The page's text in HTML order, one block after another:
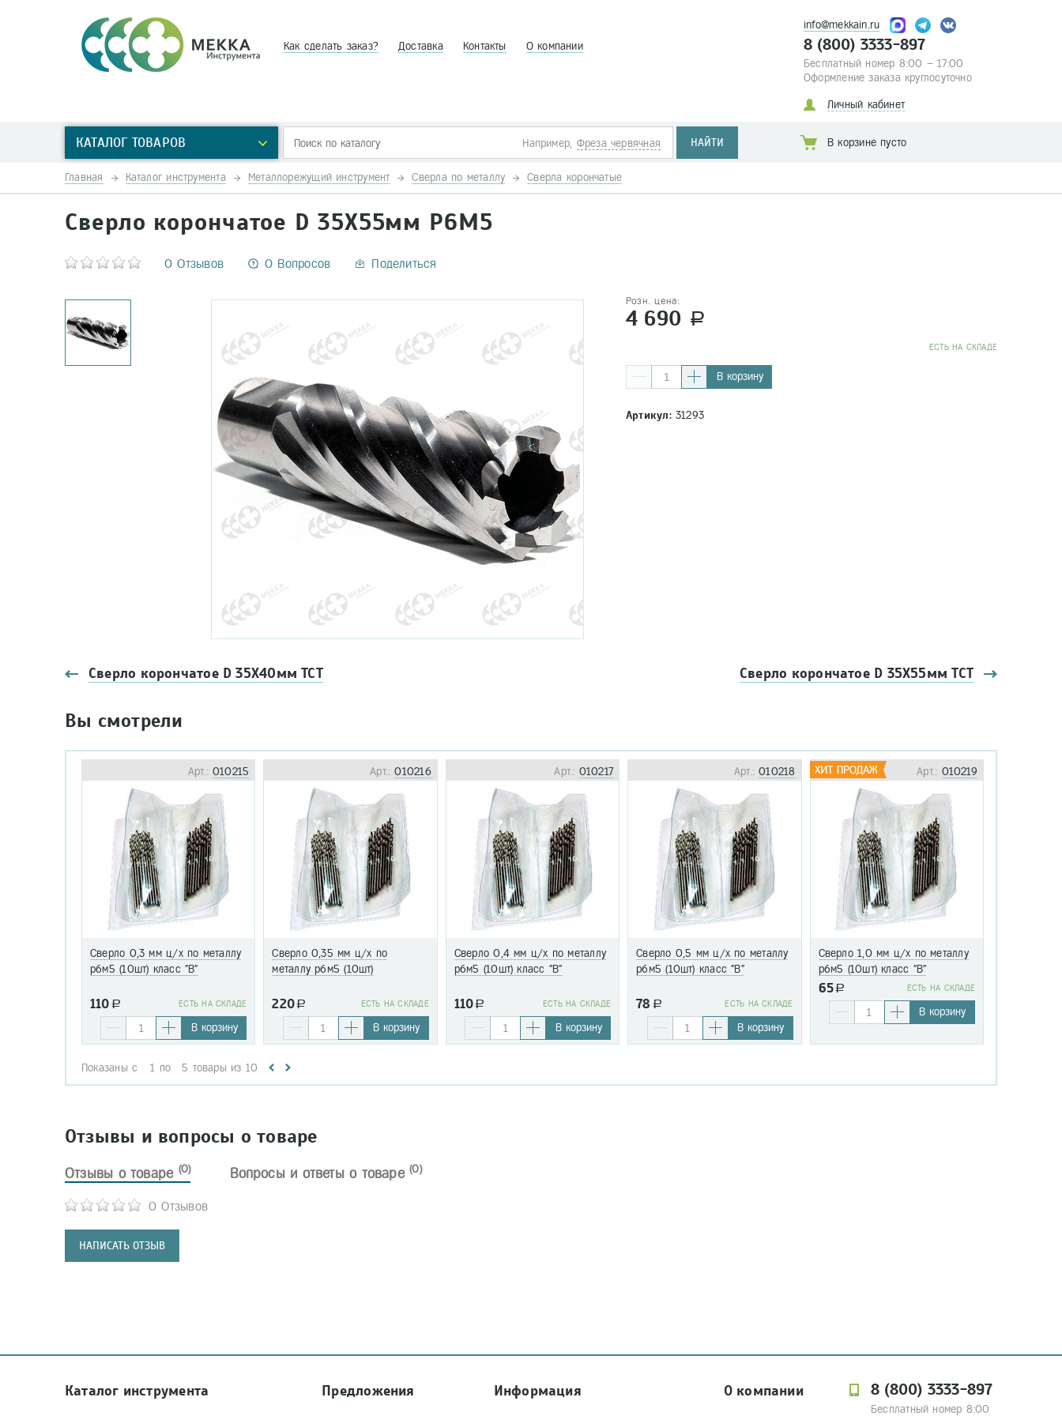
Как сделать заказ? Доставка Контакты О компании
info@mekkain.ru
8 (800) 3333-897
Бесплатный номер 8:00 – 17:00
Оформление заказа круглосуточно
Личный кабинет
КАТАЛОГ ТОВАРОВ Например, Фреза червячная НАЙТИ В корзине пусто
Главная Каталог инструмента Металлорежущий инструмент Сверла по металлу Сверла корончатые
Сверло корончатое D 35Х55мм Р6М5
0 Отзывов 0 Вопросов Поделиться
Розн. цена:
4 690 a
EСТЬ НА СКЛАДЕ
В корзину
Артикул:31293
Сверло корончатое D 35Х40мм ТСТ Сверло корончатое D 35Х55мм ТСТ
Вы смотрели
Арт.:010215
Сверло 0,3 мм ц/х по металлу
р6м5 (10шт) класс "В"
110 a EСТЬ НА СКЛАДЕ
В корзину
Арт.:010216
Сверло 0,35 мм ц/х по
металлу р6м5 (10шт)
220a EСТЬ НА СКЛАДЕ
В корзину
Арт.: 010217
Сверло 0,4 мм ц/х по металлу
р6м5 (10шт) класс "В"
110a EСТЬ НА СКЛАДЕ
В корзину
Арт.:010218
Сверло 0,5 мм ц/х по металлу
р6м5 (10шт) класс "В"
78 a EСТЬ НА СКЛАДЕ
В корзину
Арт.: 010219
Сверло 1,0 мм ц/х по металлу
р6м5 (10шт) класс "В"
65a EСТЬ НА СКЛАДЕ
В корзину
Показаны с 1 по 5 товары из 10
Отзывы и вопросы о товаре
Отзывы о товаре (0)
0 Отзывов
НАПИСАТЬ ОТЗЫВ
Вопросы и ответы о товаре(0)
Каталог инструмента Предложения Информация О компании 8 (800) 3333-897
Бесплатный номер 8:00